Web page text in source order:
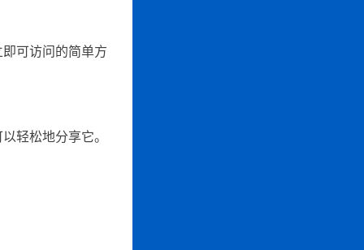
可访问的简单方
轻松地分享它。